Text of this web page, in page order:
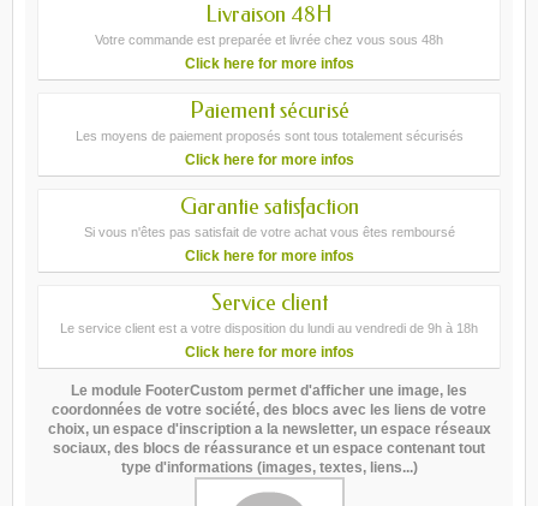
Livraison 48H
Votre commande est preparée et livrée chez vous sous 48h
Click here for more infos
Paiement sécurisé
Les moyens de paiement proposés sont tous totalement sécurisés
Click here for more infos
Garantie satisfaction
Si vous n'êtes pas satisfait de votre achat vous êtes remboursé
Click here for more infos
Service client
Le service client est a votre disposition du lundi au vendredi de 9h à 18h
Click here for more infos
Le module FooterCustom permet d'afficher une image, les
coordonnées de votre société, des blocs avec les liens de votre
choix, un espace d'inscription a la newsletter, un espace réseaux
sociaux, des blocs de réassurance et un espace contenant tout
type d'informations (images, textes, liens...)